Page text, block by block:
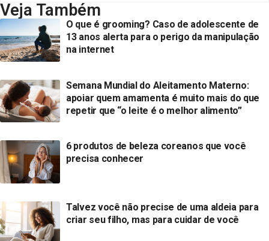
Veja Também
O que é grooming? Caso de adolescente de
13 anos alerta para o perigo da manipulação
na internet
Semana Mundial do Aleitamento Materno:
apoiar quem amamenta é muito mais do que
repetir que “o leite é o melhor alimento”
6 produtos de beleza coreanos que você
precisa conhecer
Talvez você não precise de uma aldeia para
criar seu filho, mas para cuidar de você